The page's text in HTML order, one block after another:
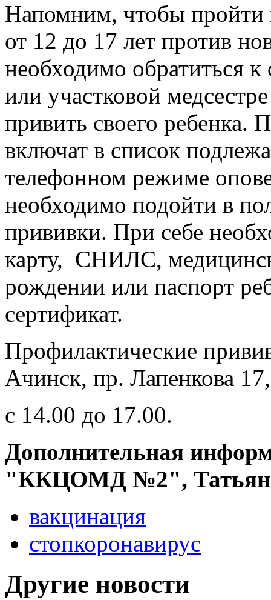
Напомним, чтобы пройти
от 12 до 17 лет против
необходимо обратиться
или участковой
привить своего ребенка.
включат в список
телефонном режиме
необходимо подойти в
прививки. При себе
карту, СНИЛС,
рождении или паспорт
сертификат.
Профилактические
Ачинск, пр. Лапенкова
с 14.00 до 17.00.
Дополнительная
"ККЦОМД №2", Татьяна
вакцинация
стопкоронавирус
Другие новости